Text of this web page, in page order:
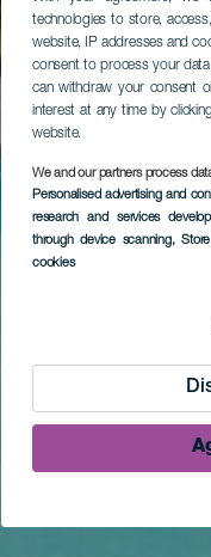
technologies to store,
website, IP addresses and
consent to process your data
can withdraw your consent
interest at any time by
website.
We and our partners process
Personalised advertising and
research and services
through device scanning,
cookies